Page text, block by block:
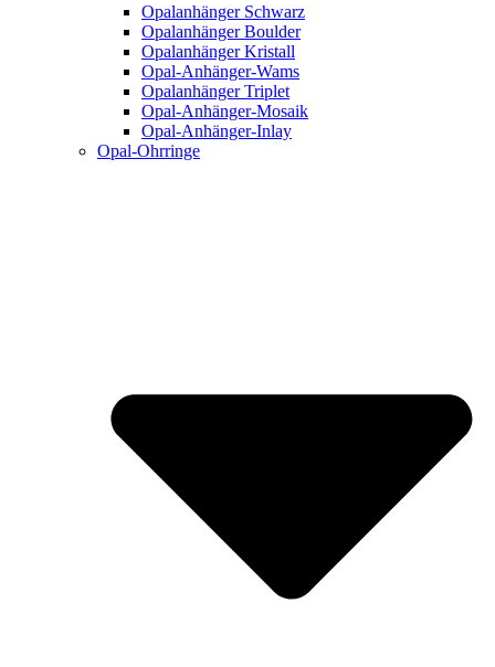
Opalanhänger Schwarz
Opalanhänger Boulder
Opalanhänger Kristall
Opal-Anhänger-Wams
Opalanhänger Triplet
Opal-Anhänger-Mosaik
Opal-Anhänger-Inlay
Opal-Ohrringe